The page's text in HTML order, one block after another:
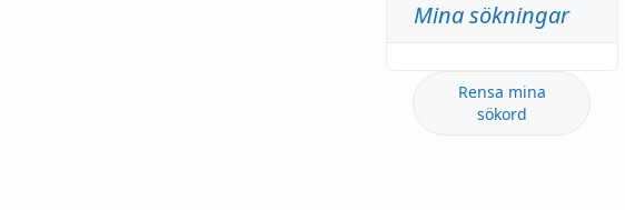
Mina sökningar
Rensa mina
sökord